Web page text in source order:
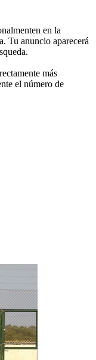
en la
Tu anuncio aparecerá
más
el número de